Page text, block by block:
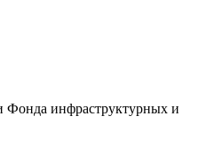
инфраструктурных и